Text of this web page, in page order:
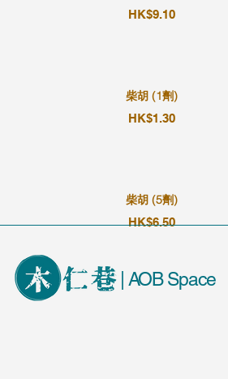
HK$9.10
柴胡 (1劑)
HK$1.30
柴胡 (5劑)
HK$6.50
| AOB Space